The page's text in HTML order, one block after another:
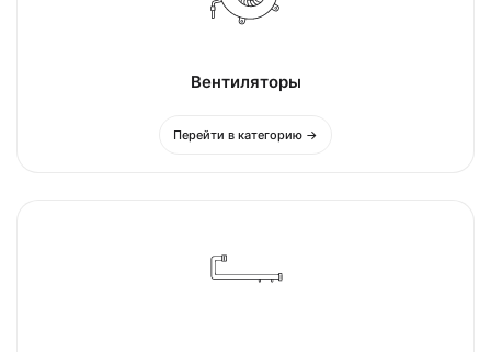
Вентиляторы
Перейти в категорию →